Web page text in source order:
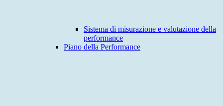
Sistema di misurazione e valutazione della
performance
Piano della Performance